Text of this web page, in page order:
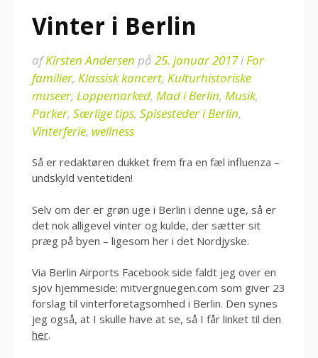
Vinter i Berlin
afKirsten Andersen på 25. januar 2017iFor
familier, Klassisk koncert, Kulturhistoriske
museer, Loppemarked, Mad i Berlin, Musik,
Parker, Særlige tips, Spisesteder i Berlin,
Vinterferie, wellness
Så er redaktøren dukket frem fra en fæl influenza –
undskyld ventetiden!
Selv om der er grøn uge i Berlin i denne uge, så er
det nok alligevel vinter og kulde, der sætter sit
præg på byen – ligesom her i det Nordjyske.
Via Berlin Airports Facebook side faldt jeg over en
sjov hjemmeside: mitvergnuegen.com som giver 23
forslag til vinterforetagsomhed i Berlin. Den synes
jeg også, at I skulle have at se, så I får linket til den
her.